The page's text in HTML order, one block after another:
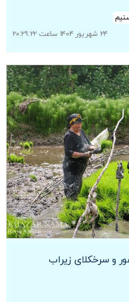
۲۴ شهریور ۱۴۰۴ ساعت ۲۰:۲۹:۲۲
و سرخکلای زیراب